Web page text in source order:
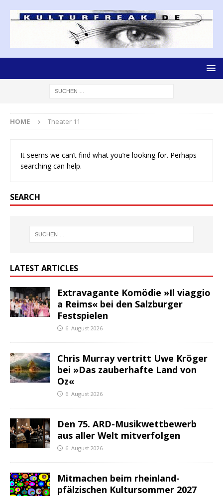
HOME Theater 11
It seems we can’t find what you’re looking for. Perhaps
searching can help.
SEARCH
LATEST ARTICLES
Extravagante Komödie »Il viaggio
a Reims« bei den Salzburger
Festspielen
6. August 2026
Chris Murray vertritt Uwe Kröger
bei »Das zauberhafte Land von
Oz«
6. August 2026
Den 75. ARD-Musikwettbewerb
aus aller Welt mitverfolgen
6. August 2026
Mitmachen beim rheinland-
pfälzischen Kultursommer 2027